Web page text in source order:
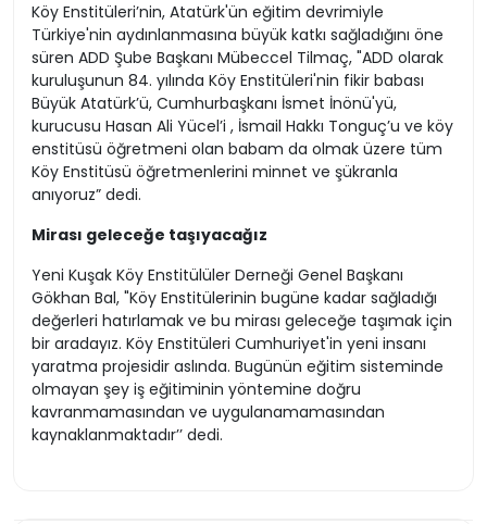
Köy Enstitüleri’nin, Atatürk'ün eğitim devrimiyle
Türkiye'nin aydınlanmasına büyük katkı sağladığını öne
süren ADD Şube Başkanı Mübeccel Tilmaç, "ADD olarak
kuruluşunun 84. yılında Köy Enstitüleri'nin fikir babası
Büyük Atatürk’ü, Cumhurbaşkanı İsmet İnönü'yü,
kurucusu Hasan Ali Yücel’i , İsmail Hakkı Tonguç’u ve köy
enstitüsü öğretmeni olan babam da olmak üzere tüm
Köy Enstitüsü öğretmenlerini minnet ve şükranla
anıyoruz” dedi.
Mirası geleceğe taşıyacağız
Yeni Kuşak Köy Enstitülüler Derneği Genel Başkanı
Gökhan Bal, "Köy Enstitülerinin bugüne kadar sağladığı
değerleri hatırlamak ve bu mirası geleceğe taşımak için
bir aradayız. Köy Enstitüleri Cumhuriyet'in yeni insanı
yaratma projesidir aslında. Bugünün eğitim sisteminde
olmayan şey iş eğitiminin yöntemine doğru
kavranmamasından ve uygulanamamasından
kaynaklanmaktadır’’ dedi.